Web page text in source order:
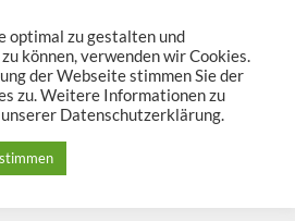
optimal zu gestalten und
können, verwenden wir Cookies.
der Webseite stimmen Sie der
zu. Weitere Informationen zu
Datenschutzerklärung.